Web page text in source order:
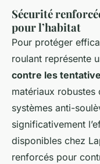
Sécurité
pour l’habitat
Pour protéger
roulant représente
contre les
matériaux robustes
systèmes anti-
significativement
disponibles chez
renforcés pour